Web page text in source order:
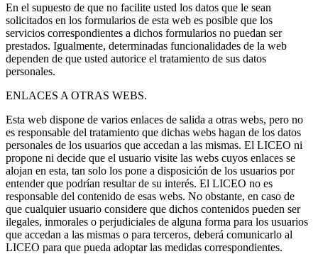
En el supuesto de que no facilite usted los datos que le sean
solicitados en los formularios de esta web es posible que los
servicios correspondientes a dichos formularios no puedan ser
prestados. Igualmente, determinadas funcionalidades de la web
dependen de que usted autorice el tratamiento de sus datos
personales.
ENLACES A OTRAS WEBS.
Esta web dispone de varios enlaces de salida a otras webs, pero no
es responsable del tratamiento que dichas webs hagan de los datos
personales de los usuarios que accedan a las mismas. El LICEO ni
propone ni decide que el usuario visite las webs cuyos enlaces se
alojan en esta, tan solo los pone a disposición de los usuarios por
entender que podrían resultar de su interés. El LICEO no es
responsable del contenido de esas webs. No obstante, en caso de
que cualquier usuario considere que dichos contenidos pueden ser
ilegales, inmorales o perjudiciales de alguna forma para los usuarios
que accedan a las mismas o para terceros, deberá comunicarlo al
LICEO para que pueda adoptar las medidas correspondientes.